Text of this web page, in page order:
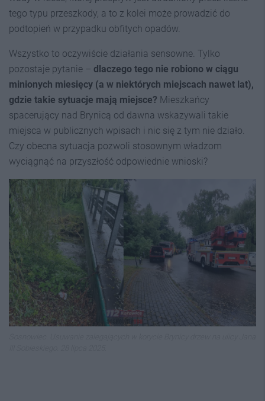
tego typu przeszkody, a to z kolei może prowadzić do
podtopień w przypadku obfitych opadów.
Wszystko to oczywiście działania sensowne. Tylko
pozostaje pytanie – dlaczego tego nie robiono w ciągu
minionych miesięcy (a w niektórych miejscach nawet lat),
gdzie takie sytuacje mają miejsce? Mieszkańcy
spacerujący nad Brynicą od dawna wskazywali takie
miejsca w publicznych wpisach i nic się z tym nie działo.
Czy obecna sytuacja pozwoli stosownym władzom
wyciągnąć na przyszłość odpowiednie wnioski?